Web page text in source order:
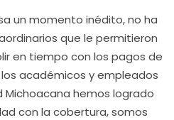
un momento inédito, no ha
que le permitieron
en tiempo con los pagos de
académicos y empleados
Michoacana hemos logrado
con la cobertura, somos